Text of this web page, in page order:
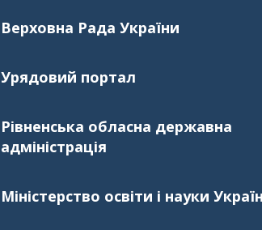
Верховна Рада України
Урядовий портал
Рівненська обласна державна
адміністрація
Міністерство освіти і науки